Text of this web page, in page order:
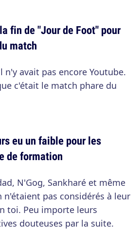
fin de "Jour de Foot" pour
match
n'y avait pas encore Youtube.
c'était le match phare du
eu un faible pour les
de formation
N'Gog, Sankharé et même
n'étaient pas considérés à leur
toi. Peu importe leurs
douteuses par la suite.